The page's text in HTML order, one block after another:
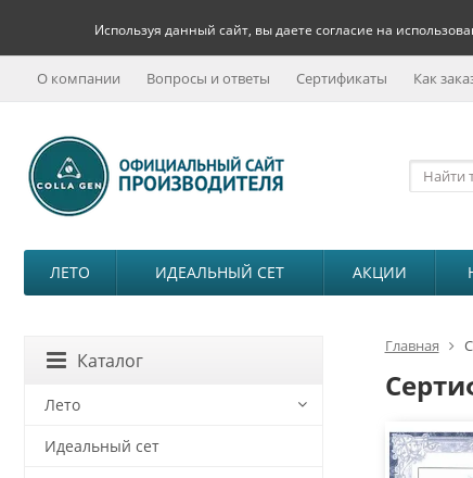
Используя данный сайт, вы даете согласие на
О компании Вопросы и ответы Сертификаты Как
ЛЕТО ИДЕАЛЬНЫЙ СЕТ АКЦИИ
Главная
Каталог
Лето
Идеальный сет